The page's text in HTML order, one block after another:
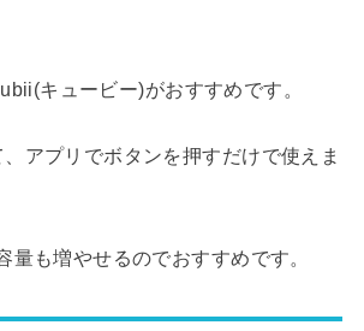
キュービー)がおすすめです。
アプリでボタンを押すだけで使えま
量も増やせるのでおすすめです。